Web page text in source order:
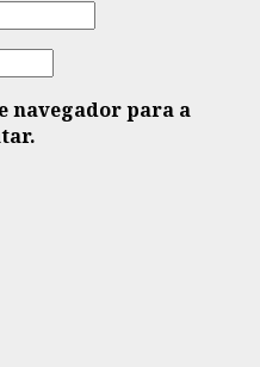
navegador para a